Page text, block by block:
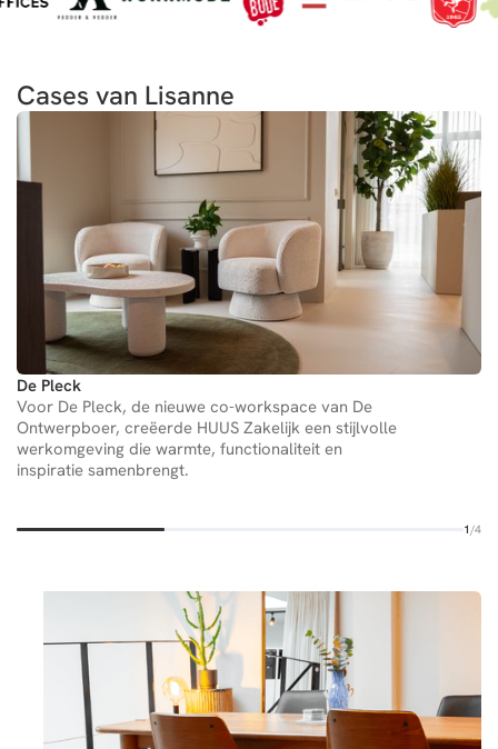
Cases van Lisanne
De Pleck
Voor De Pleck, de nieuwe co-workspace van De
Ontwerpboer, creëerde HUUS Zakelijk een stijlvolle
werkomgeving die warmte, functionaliteit en
inspiratie samenbrengt.
1/4